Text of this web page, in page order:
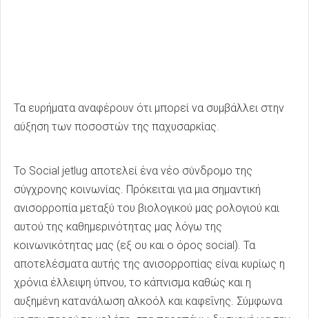
Τα ευρήματα αναφέρουν ότι μπορεί να συμβάλλει στην
αύξηση των ποσοστών της παχυσαρκίας.
Το Social jetlug αποτελεί ένα νέο σύνδρομο της
σύγχρονης κοινωνίας. Πρόκειται για μια σημαντική
ανισορροπία μεταξύ του βιολογικού μας ρολογιού και
αυτού της καθημερινότητας μας λόγω της
κοινωνικότητας μας (εξ ου και ο όρος social). Τα
αποτελέσματα αυτής της ανισορροπίας είναι κυρίως η
χρόνια έλλειψη ύπνου, το κάπνισμα καθώς και η
αυξημένη κατανάλωση αλκοόλ και καφεΐνης. Σύμφωνα